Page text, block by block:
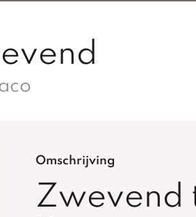
Omschrijving
Zwevend